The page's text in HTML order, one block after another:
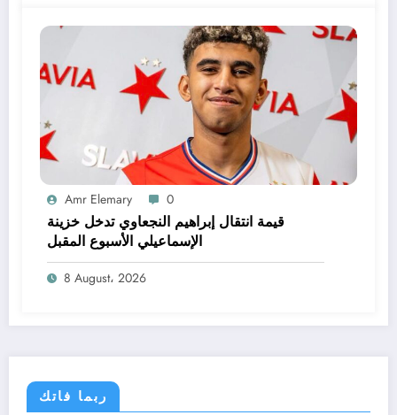
Amr Elemary 0
قيمة انتقال إبراهيم النجعاوي تدخل خزينة
الإسماعيلي الأسبوع المقبل
8 August، 2026
ربما فاتك